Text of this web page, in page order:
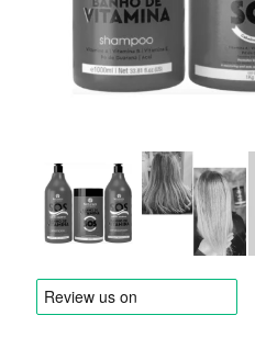
MERKEN
Veelgestelde vragen
Contacteer ons
Beoordelingen